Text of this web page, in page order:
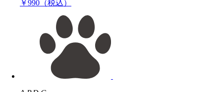
￥990（税込）